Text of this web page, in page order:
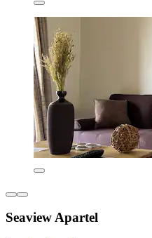
Seaview Apartel